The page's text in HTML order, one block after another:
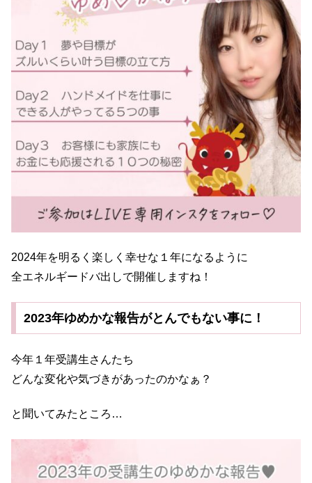
2024年を明るく楽しく幸せな１年になるように
全エネルギードバ出しで開催しますね！
2023年ゆめかな報告がとんでもない事に！
今年１年受講生さんたち
どんな変化や気づきがあったのかなぁ？
と聞いてみたところ…